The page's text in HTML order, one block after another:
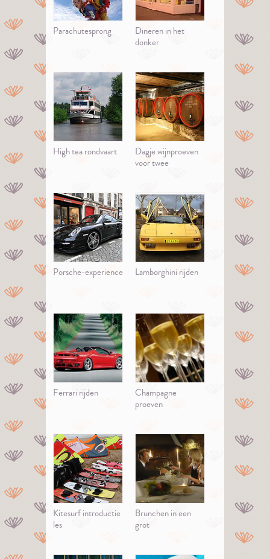
Parachutesprong
Dineren in het
donker
High tea rondvaart
Dagje wijnproeven
voor twee
Porsche-experience Lamborghini rijden
Ferrari rijden
Champagne
proeven
Kitesurf introductie
les
Brunchen in een
grot